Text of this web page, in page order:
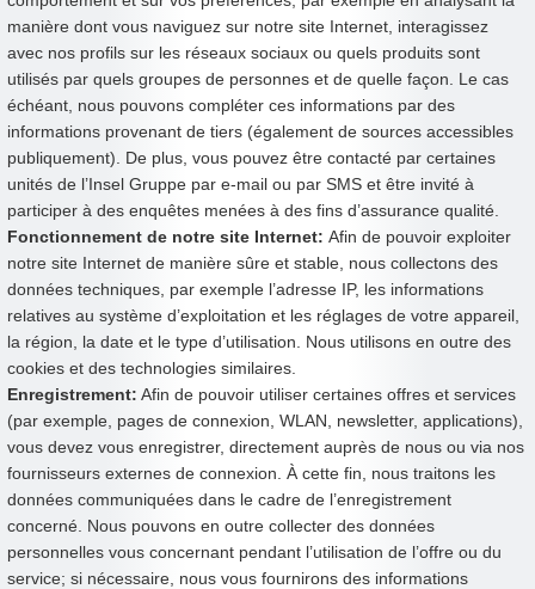
manière dont vous naviguez sur notre site Internet, interagissez
avec nos profils sur les réseaux sociaux ou quels produits sont
utilisés par quels groupes de personnes et de quelle façon. Le cas
échéant, nous pouvons compléter ces informations par des
informations provenant de tiers (également de sources accessibles
publiquement). De plus, vous pouvez être contacté par certaines
unités de l’Insel Gruppe par e-mail ou par SMS et être invité à
participer à des enquêtes menées à des fins d’assurance qualité.
Fonctionnement de notre site Internet: Afin de pouvoir exploiter
notre site Internet de manière sûre et stable, nous collectons des
données techniques, par exemple l’adresse IP, les informations
relatives au système d’exploitation et les réglages de votre appareil,
la région, la date et le type d’utilisation. Nous utilisons en outre des
cookies et des technologies similaires.
Enregistrement: Afin de pouvoir utiliser certaines offres et services
(par exemple, pages de connexion, WLAN, newsletter, applications),
vous devez vous enregistrer, directement auprès de nous ou via nos
fournisseurs externes de connexion. À cette fin, nous traitons les
données communiquées dans le cadre de l’enregistrement
concerné. Nous pouvons en outre collecter des données
personnelles vous concernant pendant l’utilisation de l’offre ou du
service; si nécessaire, nous vous fournirons des informations